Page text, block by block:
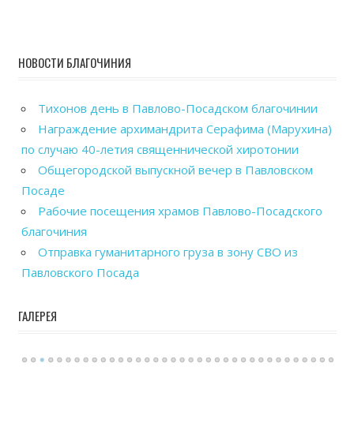
НОВОСТИ БЛАГОЧИНИЯ
Тихонов день в Павлово-Посадском благочинии
Награждение архимандрита Серафима (Марухина)
по случаю 40-летия священнической хиротонии
Общегородской выпускной вечер в Павловском
Посаде
Рабочие посещения храмов Павлово-Посадского
благочиния
Отправка гуманитарного груза в зону СВО из
Павловского Посада
ГАЛЕРЕЯ